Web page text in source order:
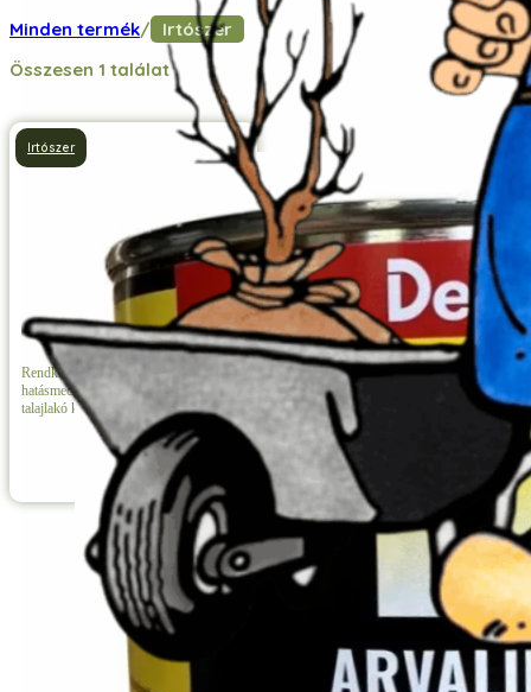
Minden termék/
Irtószer
Összesen 1 találat
Arvalin LR
Rendkívül hatékony,
kettős
hatásmechanizmusú rágcsálóirtó és
talajlakó kártevő elleni csalétek.
Részletek
Irtószer